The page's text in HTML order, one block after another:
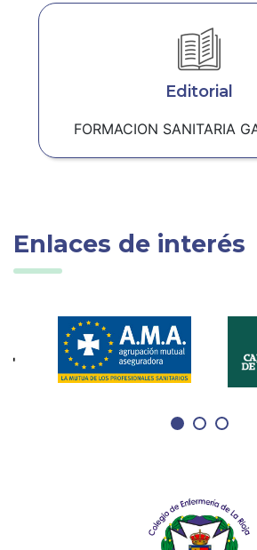
Editorial
FORMACION SANITARIA
Enlaces de interés